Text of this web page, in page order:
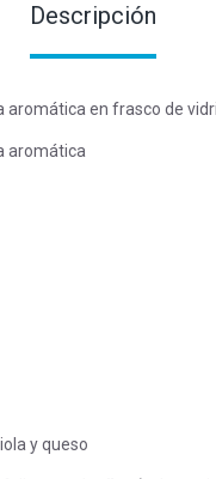
Descripción
en frasco de
aromática
y queso